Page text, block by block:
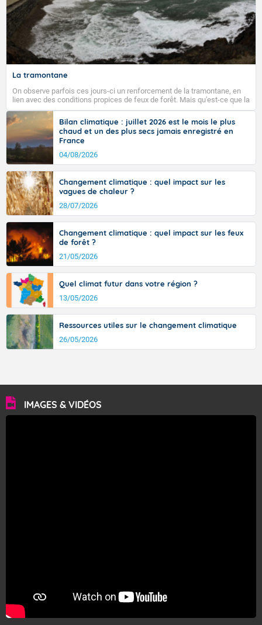
La tramontane
On observe parfois ces jours-ci un renforcement de la tramontane, en
lien avec des conditions propices de feux de forêt. Mais qu'est-ce que la
tramontane ? Quelles sont ses caractéristiques ? La tramontane est un
vent turbulent soufflant de secteur nord-ouest à nord, ou ouest à nord-
ouest, dans un secteur qui part du Roussillon à la vallée de l’Aude et à
l’ouest de l’Hérault. L’étymologie de ce vent vient du latin trasmontanus,
signifiant au-delà des monts, en allusion aux régions montagneuses
d’où provient ce vent.
Bilan climatique : juillet 2026 est le mois le plus
chaud et un des plus secs jamais enregistré en
France
04/08/2026
Changement climatique : quel impact sur les
vagues de chaleur ?
28/07/2026
Changement climatique : quel impact sur les feux
de forêt ?
21/05/2026
Quel climat futur dans votre région ?
13/05/2026
Ressources utiles sur le changement climatique
26/05/2026
IMAGES & VIDÉOS